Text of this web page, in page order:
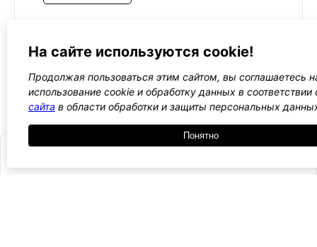
← 1 2 3 4 5 →
Все WordPress шаблоны →
На сайте используются cookie!
Продолжая пользоваться этим сайтом, вы соглашаетесь
использование cookie и обработку данных в соответствии
сайта в области обработки и защиты персональных
Понятно